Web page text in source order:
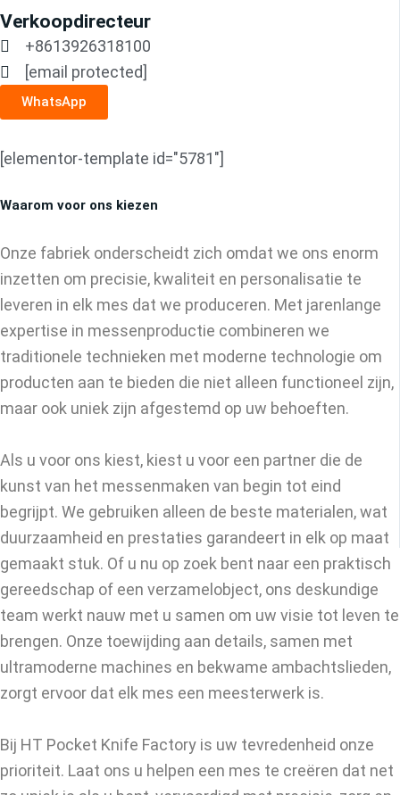
Verkoopdirecteur
+8613926318100
[email protected]
WhatsApp
[elementor-template id="5781"]
Waarom voor ons kiezen
Onze fabriek onderscheidt zich omdat we ons enorm
inzetten om precisie, kwaliteit en personalisatie te
leveren in elk mes dat we produceren. Met jarenlange
expertise in messenproductie combineren we
traditionele technieken met moderne technologie om
producten aan te bieden die niet alleen functioneel zijn,
maar ook uniek zijn afgestemd op uw behoeften.
Als u voor ons kiest, kiest u voor een partner die de
kunst van het messenmaken van begin tot eind
begrijpt. We gebruiken alleen de beste materialen, wat
duurzaamheid en prestaties garandeert in elk op maat
gemaakt stuk. Of u nu op zoek bent naar een praktisch
gereedschap of een verzamelobject, ons deskundige
team werkt nauw met u samen om uw visie tot leven te
brengen. Onze toewijding aan details, samen met
ultramoderne machines en bekwame ambachtslieden,
zorgt ervoor dat elk mes een meesterwerk is.
Bij HT Pocket Knife Factory is uw tevredenheid onze
prioriteit. Laat ons u helpen een mes te creëren dat net